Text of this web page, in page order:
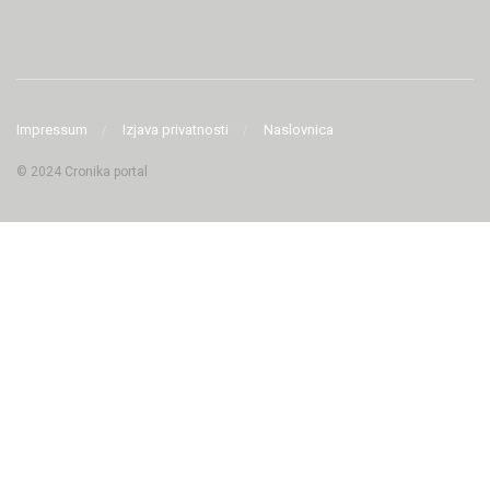
Impressum Izjava privatnosti Naslovnica
© 2024 Cronika portal